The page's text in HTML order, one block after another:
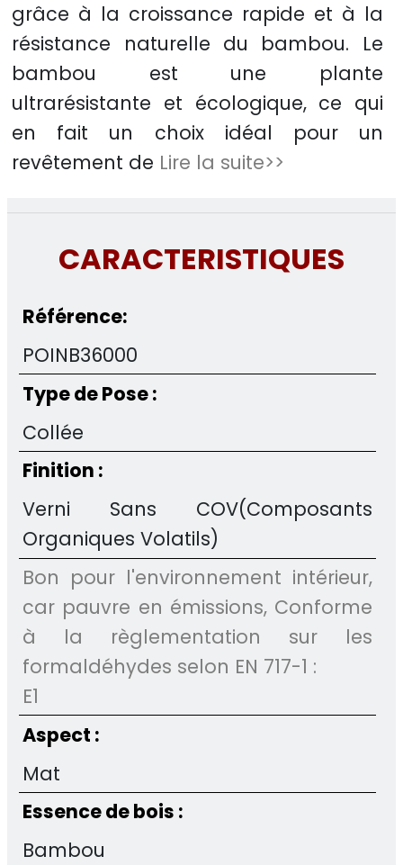
grâce à la croissance rapide et à la
résistance naturelle du bambou. Le
bambou est une plante
ultrarésistante et écologique, ce qui
en fait un choix idéal pour un
revêtement de Lire la suite>>
CARACTERISTIQUES
Référence:
POINB36000
Type de Pose :
Collée
Finition :
Verni Sans COV(Composants
Organiques Volatils)
Bon pour l'environnement intérieur,
car pauvre en émissions, Conforme
à la règlementation sur les
formaldéhydes selon EN 717-1 :
E1
Aspect :
Mat
Essence de bois :
Bambou